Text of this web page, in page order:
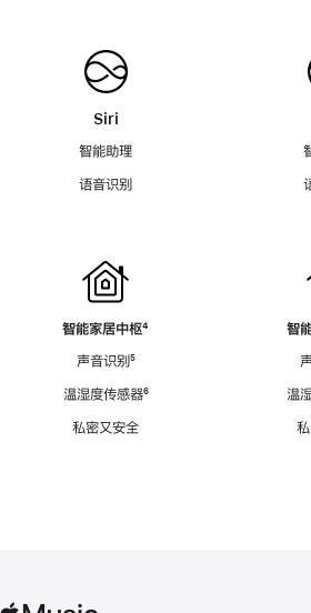
Siri
智能助理
语音识别
智能家居中枢脚
⁴
声音识别脚
⁵
温湿度传感器脚
⁶
私密又安全
智
温